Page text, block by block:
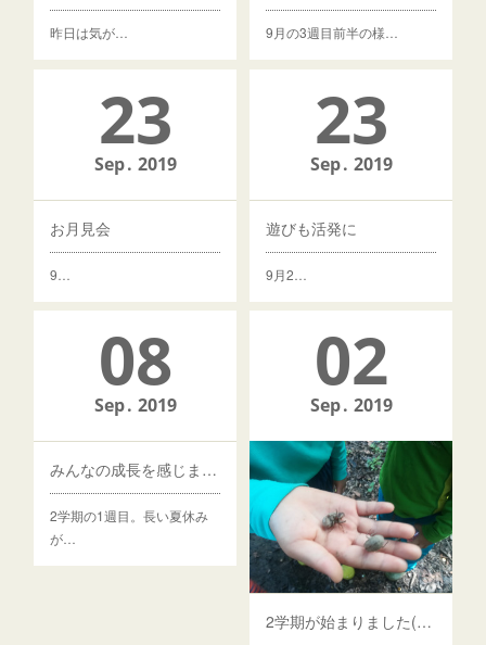
昨日は気が… 9月の3週目前半の様…
23
Sep 2019
お月見会
9…
23
Sep 2019
遊びも活発に
9月2…
08
Sep 2019
みんなの成長を感じました（^0^）
2学期の1週目。長い夏休み
が…
02
Sep 2019
2学期が始まりました(^^)